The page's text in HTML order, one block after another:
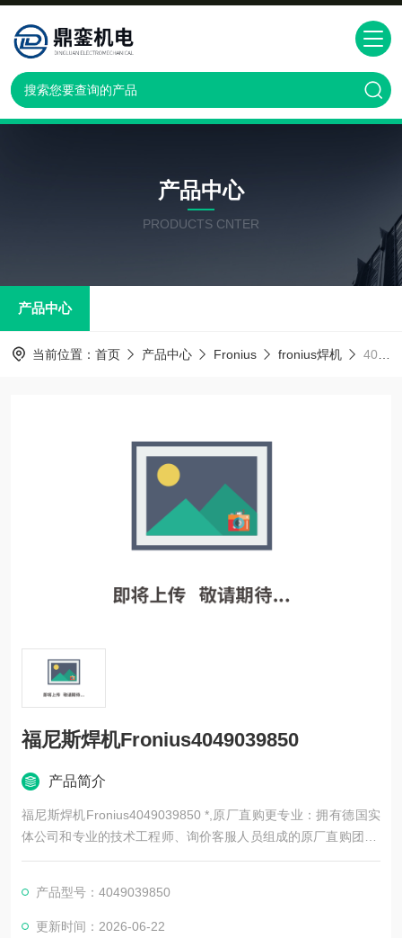
产品中心
PRODUCTS CNTER
产品中心
当前位置： 首页 产品中心 Fronius fronius焊机 4049039850福尼斯焊机Fronius4049039850
福尼斯焊机Fronius4049039850
产品简介
福尼斯焊机Fronius4049039850 *,原厂直购更专业：拥有德国实
体公司和专业的技术工程师、询价客服人员组成的原厂直购团队,
原厂直购更省钱：真正实现源头采购，省去代理商和分销商，没
的送达.
产品型号：4049039850
更新时间：2026-06-22